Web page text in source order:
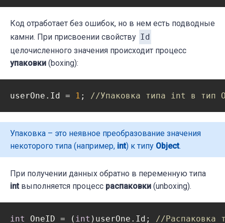
Код отработает без ошибок, но в нем есть подводные
камни. При присвоении свойству Id
целочисленного значения происходит процесс
упаковки (boxing):
userOne.Id = 1 ; //Упаковка типа int в тип
Упаковка – это неявное преобразование значения
некоторого типа (например, int) к типу Object.
При получении данных обратно в переменную типа
intвыполняется процесс распаковки (unboxing).
int OneID = ( int )userOne.Id; //Распаковка